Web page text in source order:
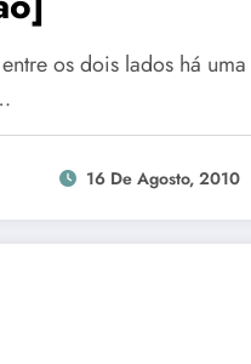
os dois lados há uma
16 De Agosto, 2010